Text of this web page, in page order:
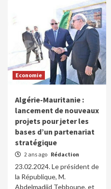
Economie
Algérie-Mauritanie :
lancement de nouveaux
projets pour jeter les
bases d’un partenariat
stratégique
2 ans ago Rédaction
23.02.2024. Le président de
la République, M.
Abdelmadjid Tebboune, et